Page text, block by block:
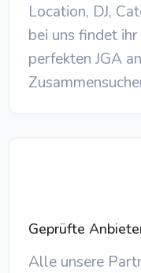
Location, DJ,
bei uns findet
perfekten JGA
Geprüfte
Alle unsere